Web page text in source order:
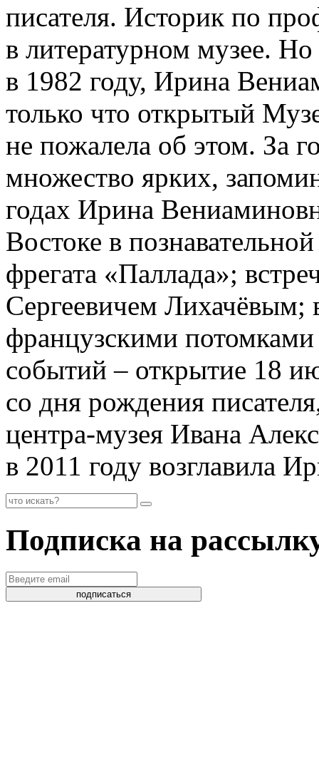
писателя. Историк по
в литературном музее. Но
в 1982 году, Ирина
только что открытый
не пожалела об этом. За
множество ярких,
годах Ирина
Востоке в
фрегата «Паллада»;
Сергеевичем Лихачёвым;
французскими
событий – открытие 18
со дня рождения
центра-музея Ивана
в 2011 году возглавила
Подписка на
подписаться